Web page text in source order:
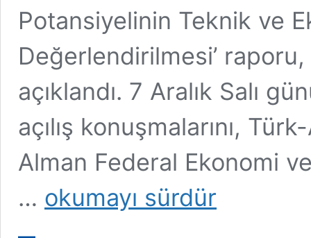
Potansiyelinin Teknik ve
Değerlendirilmesi’ raporu,
açıklandı. 7 Aralık Salı
açılış konuşmalarını,
Alman Federal Ekonomi
…
Enerji
dönüşümünde
okumayı sürdür